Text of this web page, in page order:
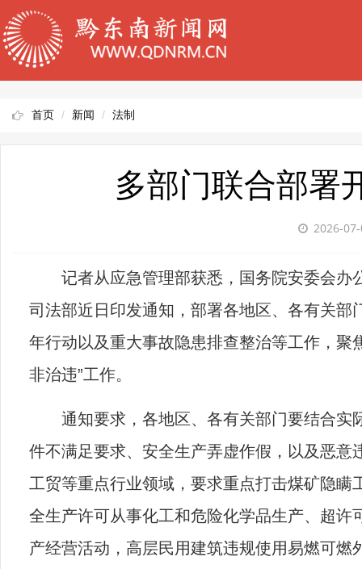
首页 新闻 法制
多部门联合部署
2026-
记者从应急管理部获悉，国务院安委会
司法部近日印发通知，部署各地区、各有关
年行动以及重大事故隐患排查整治等工作，聚
非治违”工作。
通知要求，各地区、各有关部门要结合实
件不满足要求、安全生产弄虚作假，以及恶
工贸等重点行业领域，要求重点打击煤矿隐
全生产许可从事化工和危险化学品生产、超
产经营活动，高层民用建筑违规使用易燃可